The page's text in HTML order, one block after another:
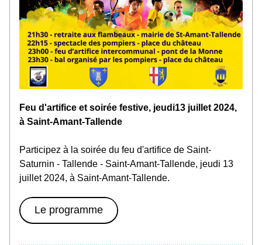
Feu d'artifice et soirée festive, jeudi13 juillet 2024,
à Saint-Amant-Tallende
Participez à la soirée du feu d'artifice de Saint-
Saturnin - Tallende - Saint-Amant-Tallende, jeudi 13
juillet 2024, à Saint-Amant-Tallende.
Le programme